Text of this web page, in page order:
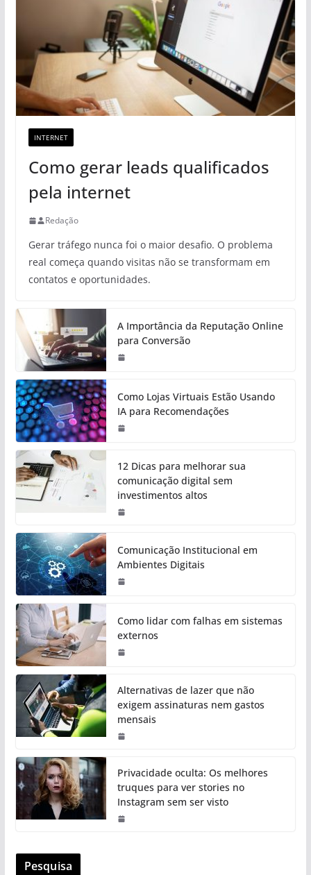
INTERNET
Como gerar leads qualificados
pela internet
Redação
Gerar tráfego nunca foi o maior desafio. O problema
real começa quando visitas não se transformam em
contatos e oportunidades.
A Importância da Reputação Online
para Conversão
Como Lojas Virtuais Estão Usando
IA para Recomendações
12 Dicas para melhorar sua
comunicação digital sem
investimentos altos
Comunicação Institucional em
Ambientes Digitais
Como lidar com falhas em sistemas
externos
Alternativas de lazer que não
exigem assinaturas nem gastos
mensais
Privacidade oculta: Os melhores
truques para ver stories no
Instagram sem ser visto
Pesquisa